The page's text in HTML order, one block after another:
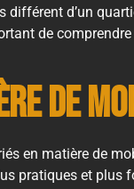
d’un
de
de
en matière de
pratiques et